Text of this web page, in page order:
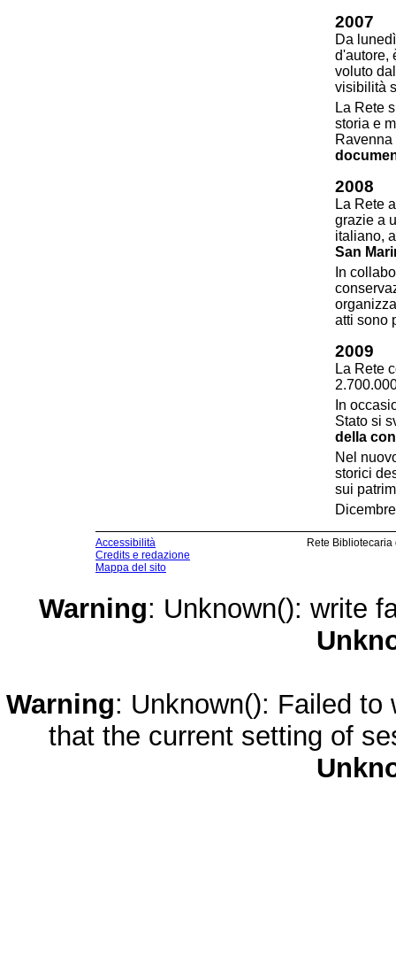
2007
Da
d'autore,
voluto
visibilità
La Rete
storia e
2008
La Rete
grazie a
italiano,
San
In
atti sono
2009
La Rete
In
Stato si
della
Nel
storici
sui
Accessibilità
Credits e redazione
Mappa del sito
Rete
Warning: Unknown(): write
Warning: Unknown(): Failed
that the current setting of